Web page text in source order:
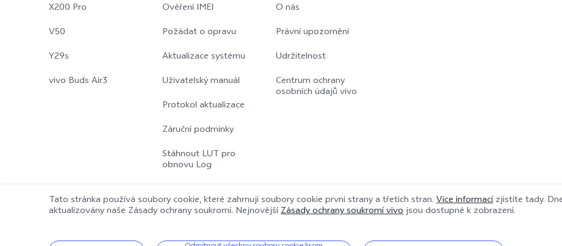
X200 Pro
V50
Y29s
vivo Buds Air3
Ověření IMEI
Požádat o opravu
Aktualizace systému
Uživatelský manuál
Protokol aktualizace
Záruční podmínky
Stáhnout LUT pro
obnovu Log
O nás
Právní upozornění
Udržitelnost
Centrum ochrany
osobních údajů vivo
Tato stránka používá soubory cookie, které zahrnují soubory cookie první strany a třetích stran. Více informací zjistíte tady.
aktualizovány naše Zásady ochrany soukromí. NejnovějšíZásady ochrany soukromí vivojsou dostupné k zobrazení.